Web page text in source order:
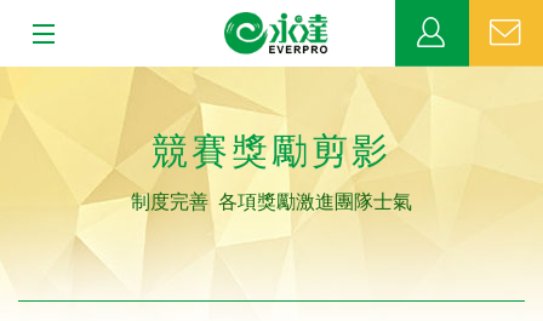
業務發展
MDRT
新聞中心
競賽獎勵剪影
制度完善 各項獎勵激進團隊士氣